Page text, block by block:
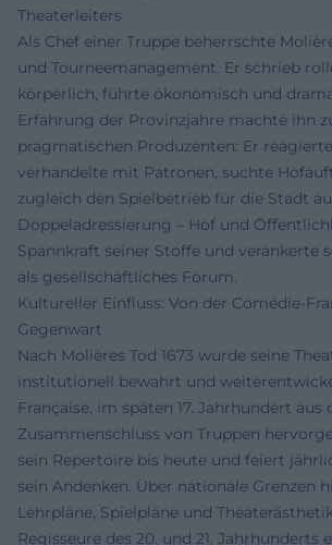
Theaterleiters
Als Chef einer Truppe beherrschte
und Tourneemanagement. Er schrieb
körperlich, führte ökonomisch und
Erfahrung der Provinzjahre machte ihn
pragmatischen Produzenten: Er
verhandelte mit Patronen, suchte
zugleich den Spielbetrieb für die Stadt
Doppeladressierung – Hof und
Spannkraft seiner Stoffe und verankerte
als gesellschaftliches Forum.
Kultureller Einfluss: Von der Comédie-
Gegenwart
Nach Molières Tod 1673 wurde seine
institutionell bewahrt und
Française, im späten 17. Jahrhundert aus
Zusammenschluss von Truppen
sein Repertoire bis heute und feiert
sein Andenken. Über nationale Grenzen
Lehrpläne, Spielpläne und
Regisseure des 20. und 21. Jahrhunderts